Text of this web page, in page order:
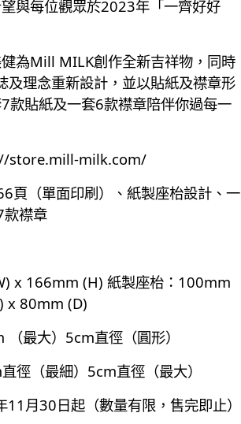
與每位觀眾於2023年「一齊好好
為Mill MILK創作全新吉祥物，同時
理念重新設計，並以貼紙及襟章形
款貼紙及一套6款襟章陪伴你過每一
store.mill-milk.com/
頁（單面印刷）、紙製座枱設計、一
款襟章
x 166mm (H) 紙製座枱：100mm
x 80mm (D)
最大）5cm直徑（圓形）
徑（最細）5cm直徑（最大）
月30日起（數量有限，售完即止）